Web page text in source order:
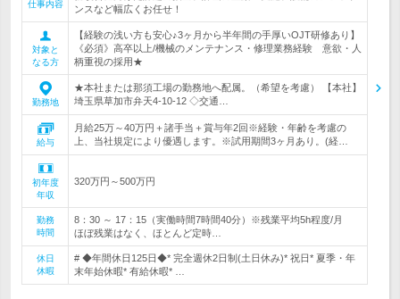
仕事内容
ンスなど幅広くお任せ！
対象と
なる方
【経験の浅い方も安心♪3ヶ月から半年間の手厚いOJT研修あり】
《必須》高卒以上/機械のメンテナンス・修理業務経験 意欲・人
柄重視の採用★
勤務地
★本社または那須工場の勤務地へ配属。（希望を考慮） 【本社】
埼玉県草加市弁天4-10-12 ◇交通…
給与
月給25万～40万円＋諸手当＋賞与年2回※経験・年齢を考慮の
上、当社規定により優遇します。※試用期間3ヶ月あり。(経…
初年度
年収
320万円～500万円
勤務
時間
8：30 ～ 17：15（実働時間7時間40分）※残業平均5h程度/月
ほぼ残業はなく、ほとんど定時…
休日
休暇
# ◆年間休日125日◆* 完全週休2日制(土日休み)* 祝日* 夏季・年
末年始休暇* 有給休暇* …